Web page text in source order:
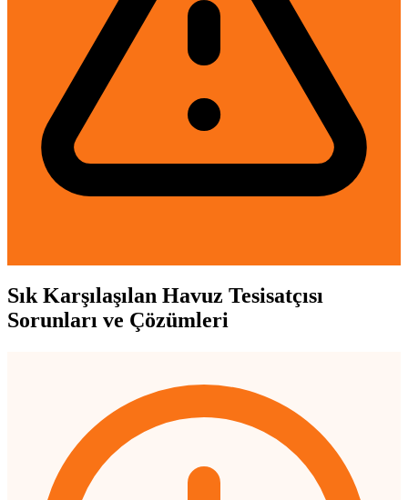
Sık Karşılaşılan Havuz Tesisatçısı
Sorunları ve Çözümleri